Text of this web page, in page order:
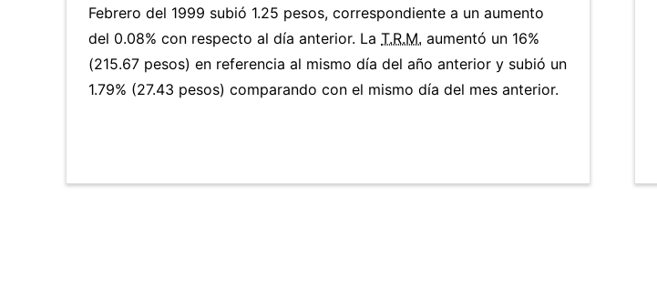
Febrero del 1999 subió 1.25 pesos, correspondiente a un aumento
del 0.08% con respecto al día anterior. La T.R.M. aumentó un 16%
(215.67 pesos) en referencia al mismo día del año anterior y subió un
1.79% (27.43 pesos) comparando con el mismo día del mes anterior.